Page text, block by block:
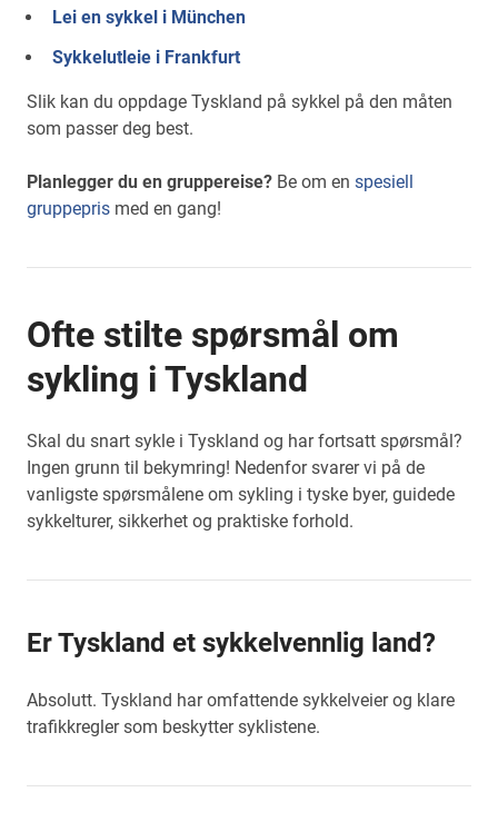
Lei en sykkel i München
Sykkelutleie i Frankfurt
Slik kan du oppdage Tyskland på sykkel på den måten
som passer deg best.
Planlegger du en gruppereise? Be om en spesiell
gruppepris med en gang!
Ofte stilte spørsmål om
sykling i Tyskland
Skal du snart sykle i Tyskland og har fortsatt spørsmål?
Ingen grunn til bekymring! Nedenfor svarer vi på de
vanligste spørsmålene om sykling i tyske byer, guidede
sykkelturer, sikkerhet og praktiske forhold.
Er Tyskland et sykkelvennlig land?
Absolutt. Tyskland har omfattende sykkelveier og klare
trafikkregler som beskytter syklistene.